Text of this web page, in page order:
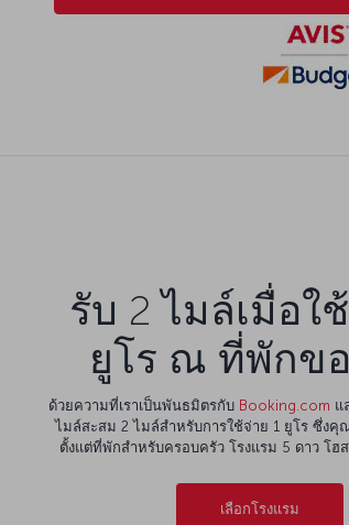
รับ 2 ไมล์เมื่อใ
ยูโร ณ ที่พักขอ
ด้วยความที่เราเป็นพันธมิตรกับ Booking.com แ
ไมล์สะสม 2 ไมล์สำหรับการใช้จ่าย 1 ยูโร ซึ่งคุ
ตั้งแต่ที่พักสำหรับครอบครัว โรงแรม 5 ดาว โฮ
เลือกโรงแรม